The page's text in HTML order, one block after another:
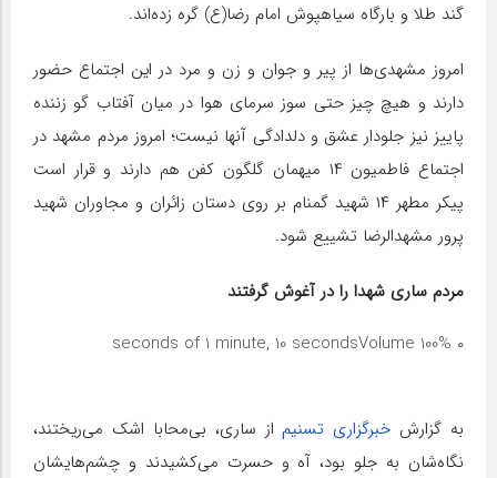
گند طلا و بارگاه سیاهپوش امام رضا(ع) گره زده‌اند.
امروز مشهدی‌ها از پیر و جوان و زن و مرد در این اجتماع حضور
دارند و هیچ چیز حتی سوز سرمای هوا در میان آفتاب گو زننده
پاییز نیز جلودار عشق و دلدادگی آنها نیست؛ امروز مردم مشهد در
اجتماع فاطمیون ۱۴ میهمان گلگون کفن هم دارند و قرار است
پیکر مطهر ۱۴ شهید گمنام بر روی دستان زائران و مجاوران شهید
پرور مشهدالرضا تشییع شود.
مردم ساری شهدا را در آغوش گرفتند
۰ seconds of 1 minute, 10 seconds Volume 100%
به گزارش خبرگزاری تسنیماز ساری، بی‌محابا اشک می‌ریختند،
نگاه‌شان به جلو بود، آه و حسرت می‌کشیدند و چشم‌هایشان